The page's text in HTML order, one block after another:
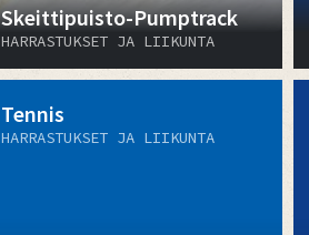
Skeittipuisto-Pumptrack
HARRASTUKSET JA LIIKUNTA
Tennis
HARRASTUKSET JA LIIKUNTA